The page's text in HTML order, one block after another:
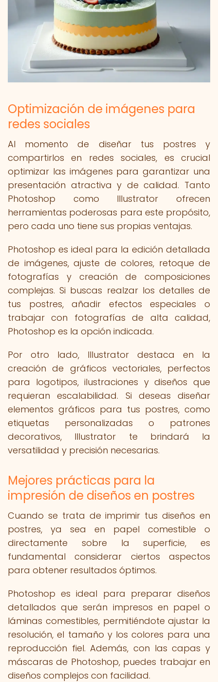
Optimización de imágenes para
redes sociales
Al momento de diseñar tus postres y
compartirlos en redes sociales, es crucial
optimizar las imágenes para garantizar una
presentación atractiva y de calidad. Tanto
Photoshop como Illustrator ofrecen
herramientas poderosas para este propósito,
pero cada uno tiene sus propias ventajas.
Photoshop es ideal para la edición detallada
de imágenes, ajuste de colores, retoque de
fotografías y creación de composiciones
complejas. Si buscas realzar los detalles de
tus postres, añadir efectos especiales o
trabajar con fotografías de alta calidad,
Photoshop es la opción indicada.
Por otro lado, Illustrator destaca en la
creación de gráficos vectoriales, perfectos
para logotipos, ilustraciones y diseños que
requieran escalabilidad. Si deseas diseñar
elementos gráficos para tus postres, como
etiquetas personalizadas o patrones
decorativos, Illustrator te brindará la
versatilidad y precisión necesarias.
Mejores prácticas para la
impresión de diseños en postres
Cuando se trata de imprimir tus diseños en
postres, ya sea en papel comestible o
directamente sobre la superficie, es
fundamental considerar ciertos aspectos
para obtener resultados óptimos.
Photoshop es ideal para preparar diseños
detallados que serán impresos en papel o
láminas comestibles, permitiéndote ajustar la
resolución, el tamaño y los colores para una
reproducción fiel. Además, con las capas y
máscaras de Photoshop, puedes trabajar en
diseños complejos con facilidad.